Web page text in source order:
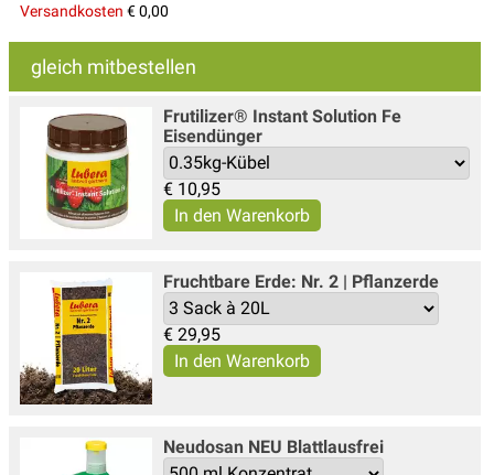
Versandkosten € 0,00
gleich mitbestellen
Frutilizer® Instant Solution Fe
Eisendünger
€ 10,95
Fruchtbare Erde: Nr. 2 | Pflanzerde
€ 29,95
Neudosan NEU Blattlausfrei